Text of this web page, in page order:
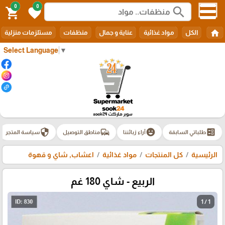
Select Language ▼
search
0
favorite
0
shopping_cart
home الكل مواد غذائية عناية و جمال منظفات مستلزمات منزلية
ballotطلباتي السابقة emoji_emotionsآراء زبائننا commuteمناطق التوصيل securityسياسة المتجر
الرئيسية كل المنتجات مواد غذائية اعشاب, شاي و قهوة
الربيع - شاي 180 غم
1 / 1